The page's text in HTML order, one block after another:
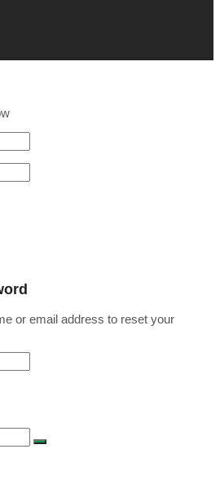
or email address to reset your